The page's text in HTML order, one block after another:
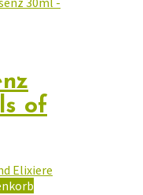
of
Elixiere